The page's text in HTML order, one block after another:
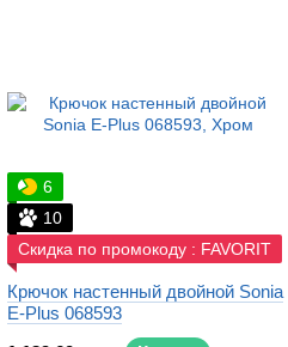
6
10
Скидка по промокоду : FAVORIT
Крючок настенный двойной Sonia
E-Plus 068593